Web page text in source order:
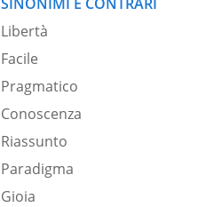
Libertà
Facile
Pragmatico
Conoscenza
Riassunto
Paradigma
Gioia